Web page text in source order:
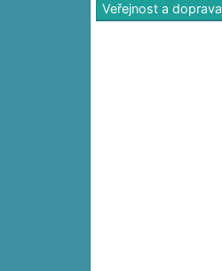
Veřejnost a doprava